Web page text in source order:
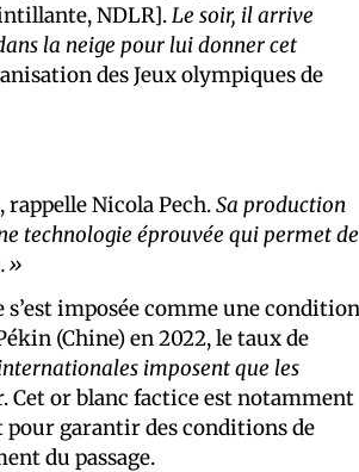
NDLR].Le soir, il arrive
la neige pour lui donner cet
des Jeux olympiques de
, rappelle Nicola Pech.Sa production
technologie éprouvée qui permet de
imposée comme une condition
(Chine) en 2022, le taux de
imposent que les
Cet or blanc factice est notamment
pour garantir des conditions de
du passage.